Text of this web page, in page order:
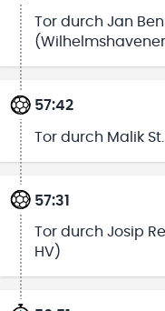
Tor durch Jan
57:42
Tor durch Malik
57:31
Tor durch Josip
HV)